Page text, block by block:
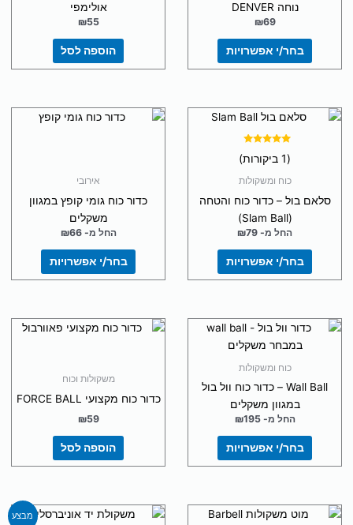
נוחה DENVER
₪69
בחר/י אפשרויות
את
האפשרויות
המוצר
אולימפי
₪55
הוספה לסל
5.00
(1 ביקורות)
כוח ומשקולות
סלאם בול – כדור כוח והטחה
(Slam Ball)
החל מ- ₪79
בחר/י אפשרויות
למוצר
זה
מספר
סוגים.
ניתן
לבחור
את
האפשרויות
בעמוד
אירובי
כדור כוח גומי קופץ במגוון
משקלים
החל מ- ₪66
בחר/י אפשרויות
למוצר
סוגים.
ניתן
לבחור
את
האפשרויות
בעמוד
כוח ומשקולות
Wall Ball – כדור כוח וול בול
במגוון משקלים
החל מ- ₪195
בחר/י אפשרויות
למוצר
זה
ניתן
את
האפשרויות
משקולות וכוח
כדור כוח מקצועי FORCE BALL
₪59
הוספה לסל
למוצר
מבצע
המחירהמחיר